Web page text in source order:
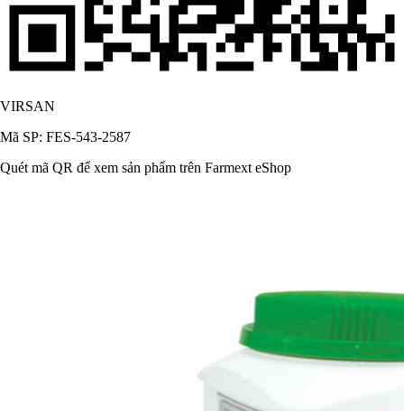
VIRSAN
Mã SP: FES-543-2587
Quét mã QR để xem sản phẩm trên Farmext eShop